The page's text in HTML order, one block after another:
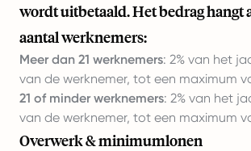
wordt uitbetaald. Het bedrag hangt
aantal werknemers:
Meer dan 21 werknemers: 2% van het
van de werknemer, tot een maximum
21 of minder werknemers: 2% van het
van de werknemer, tot een maximum
Overwerk & minimumlonen